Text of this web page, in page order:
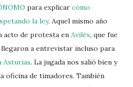
para explicar cómo
la ley. Aquel mismo año
acto de protesta en Avilés, que fue
a entrevistar incluso para
Asturias. La jugada nos salió bien y
oficina de timadores. También